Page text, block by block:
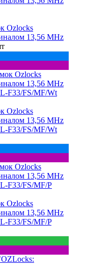
Ozlocks
13,56 MHz
Ozlocks
13,56 MHz
F33/FS/MF/Wt
Ozlocks
13,56 MHz
F33/FS/MF/P